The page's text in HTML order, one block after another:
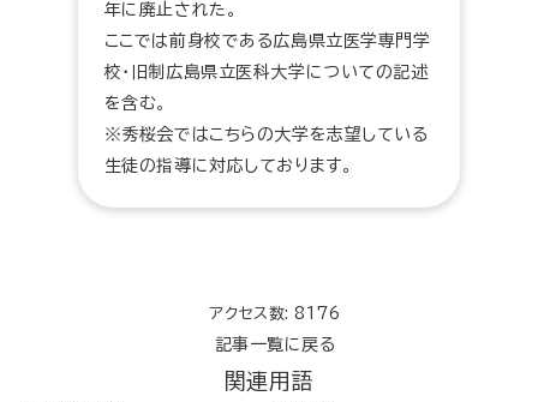
年に廃止された。
ここでは前身校である広島県立医学専門学
校・旧制広島県立医科大学についての記述
を含む。
※秀桜会ではこちらの大学を志望している
生徒の指導に対応しております。
アクセス数: 8176
記事一覧に戻る
関連用語